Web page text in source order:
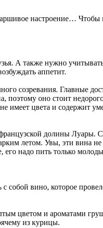
настроение… Чтобы
А также нужно
аппетит.
созревания. Главные
поэтому оно стоит
имеет цвета и содержит
долины Луары.
летом. Увы, эти вина
его надо пить только
вино, которое
цветом и ароматами
из курицы.